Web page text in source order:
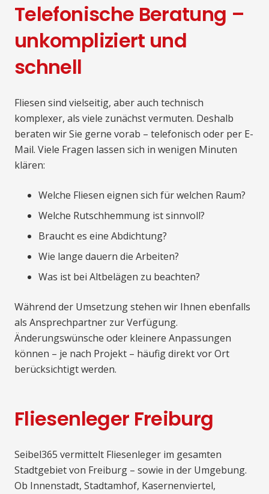
Telefonische Beratung –
unkompliziert und
schnell
Fliesen sind vielseitig, aber auch technisch
komplexer, als viele zunächst vermuten. Deshalb
beraten wir Sie gerne vorab – telefonisch oder per E-
Mail. Viele Fragen lassen sich in wenigen Minuten
klären:
Welche Fliesen eignen sich für welchen Raum?
Welche Rutschhemmung ist sinnvoll?
Braucht es eine Abdichtung?
Wie lange dauern die Arbeiten?
Was ist bei Altbelägen zu beachten?
Während der Umsetzung stehen wir Ihnen ebenfalls
als Ansprechpartner zur Verfügung.
Änderungswünsche oder kleinere Anpassungen
können – je nach Projekt – häufig direkt vor Ort
berücksichtigt werden.
Fliesenleger Freiburg
Seibel365 vermittelt Fliesenleger im gesamten
Stadtgebiet von Freiburg – sowie in der Umgebung.
Ob Innenstadt, Stadtamhof, Kasernenviertel,